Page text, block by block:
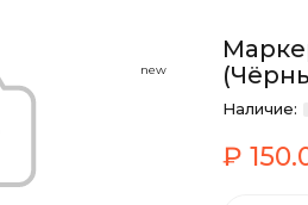
new
Наличие:
₽